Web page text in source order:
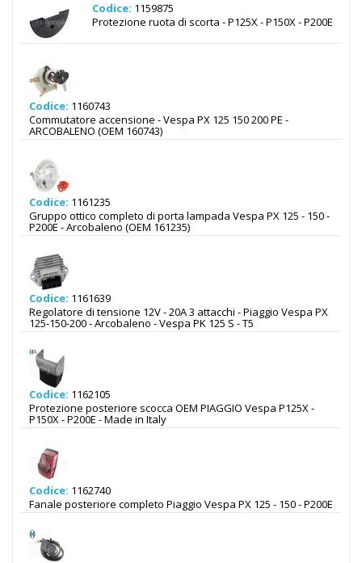
Codice: 1159875
Protezione ruota di scorta - P125X - P150X - P200E
Codice: 1160743
Commutatore accensione - Vespa PX 125 150 200 PE -
ARCOBALENO (OEM 160743)
Codice: 1161235
Gruppo ottico completo di porta lampada Vespa PX 125 - 150 -
P200E - Arcobaleno (OEM 161235)
Codice: 1161639
Regolatore di tensione 12V - 20A 3 attacchi - Piaggio Vespa PX
125-150-200 - Arcobaleno - Vespa PK 125 S - T5
Codice: 1162105
Protezione posteriore scocca OEM PIAGGIO Vespa P125X -
P150X - P200E - Made in Italy
Codice: 1162740
Fanale posteriore completo Piaggio Vespa PX 125 - 150 - P200E